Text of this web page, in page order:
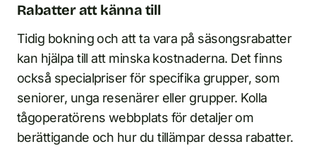
Rabatter att känna till
Tidig bokning och att ta vara på säsongsrabatter
kan hjälpa till att minska kostnaderna. Det finns
också specialpriser för specifika grupper, som
seniorer, unga resenärer eller grupper. Kolla
tågoperatörens webbplats för detaljer om
berättigande och hur du tillämpar dessa rabatter.